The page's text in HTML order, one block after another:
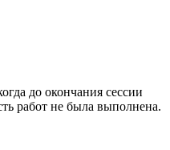
до окончания сессии
работ не была выполнена.